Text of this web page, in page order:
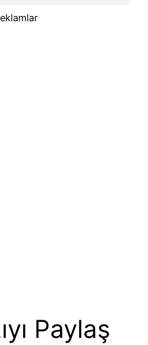
Paylaş